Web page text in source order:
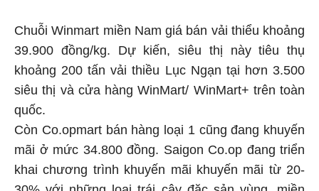
Chuỗi Winmart miền Nam giá bán vải thiểu khoảng
39.900 đồng/kg. Dự kiến, siêu thị này tiêu thụ
khoảng 200 tấn vải thiều Lục Ngạn tại hơn 3.500
siêu thị và cửa hàng WinMart/ WinMart+ trên toàn
quốc.
Còn Co.opmart bán hàng loại 1 cũng đang khuyến
mãi ở mức 34.800 đồng. Saigon Co.op đang triển
khai chương trình khuyến mãi khuyến mãi từ 20-
30% với những loại trái cây đặc sản vùng, miền